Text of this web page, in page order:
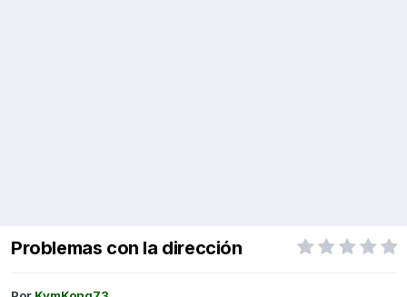
Problemas con la dirección